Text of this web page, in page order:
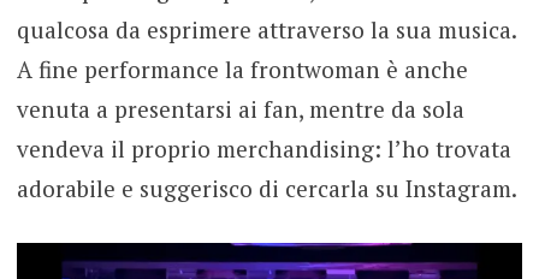
qualcosa da esprimere attraverso la sua musica.
A fine performance la frontwoman è anche
venuta a presentarsi ai fan, mentre da sola
vendeva il proprio merchandising: l’ho trovata
adorabile e suggerisco di cercarla su Instagram.